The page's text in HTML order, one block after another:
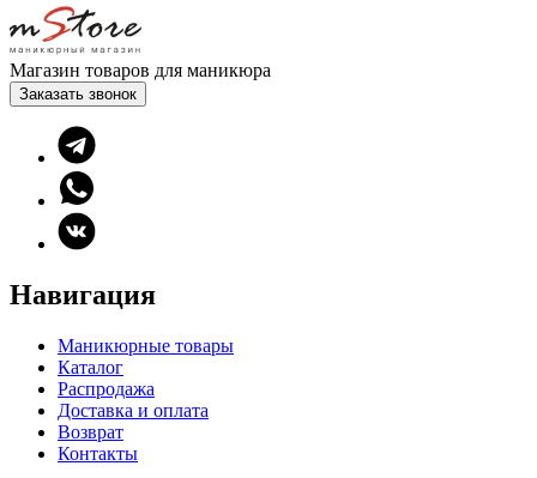
Магазин товаров для маникюра
Заказать звонок
Навигация
Маникюрные товары
Каталог
Распродажа
Доставка и оплата
Возврат
Контакты